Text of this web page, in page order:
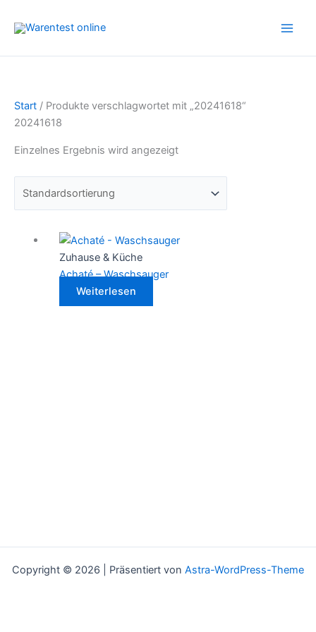
Inhalt
Start / Produkte verschlagwortet mit „20241618“
20241618
Einzelnes Ergebnis wird angezeigt
Zuhause & Küche
Achaté – Waschsauger
Weiterlesen
Copyright © 2026 | Präsentiert von Astra-WordPress-Theme